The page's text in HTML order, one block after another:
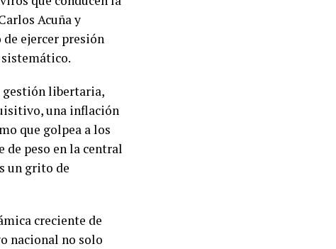
Acuña y
ejercer presión
gestión libertaria,
una inflación
que golpea a los
de peso en la central
un grito de
creciente de
nacional no solo